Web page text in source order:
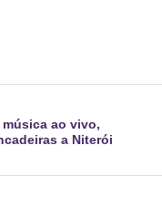
ao vivo,
a Niterói